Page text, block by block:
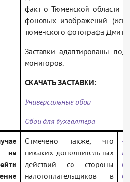
факт о Тюменской области
фоновых изображений
тюменского фотографа
Заставки адаптированы
мониторов.
СКАЧАТЬ ЗАСТАВКИ:
Универсальные обои
Обои для бухгалтера
не
Отмечено также, что
никаких дополнительных
действий со стороны
налогоплательщиков в